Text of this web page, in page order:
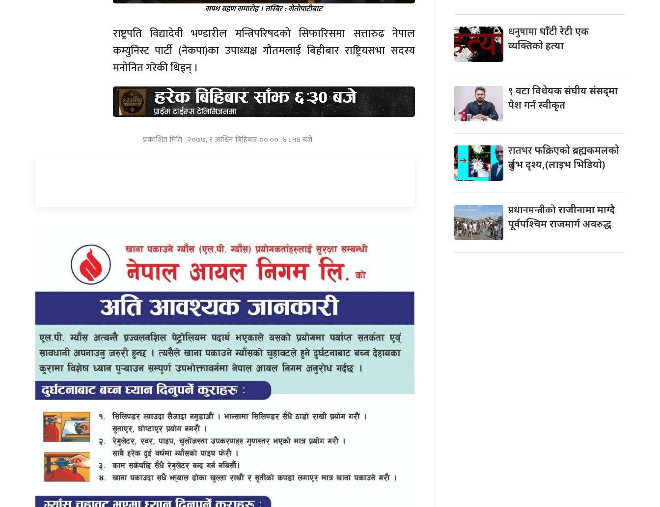
सपथ ग्रहण समारोह । तस्बिर : सेतोपाटीबाट
राष्ट्रपति विद्यादेवी भण्डारील मन्त्रिपरिषदको सिफारिसमा सत्तारुढ नेपाल
कम्युनिस्ट पार्टी (नेकपा)का उपाध्यक्ष गौतमलाई बिहीबार राष्ट्रियसभा सदस्य
मनोनित गरेकी थिइन् ।
प्रकाशित मिति : २०७७, १ आश्विन बिहिबार ००:०० ४ : ५४ बजे
धनुषामाघाँटी रेटी एक
व्यक्तिको हत्या
९वटा विधेयक संघीय संसद्‌मा
पेश गर्न स्वीकृत
रातभरफक्रिएको ब्रह्मकमलको
दुर्लभ दृश्य,(लाइभ भिडियो)
प्रधानमन्त्रीकोराजीनामा माग्दै
पूर्वपश्चिम राजमार्ग अवरुद्ध